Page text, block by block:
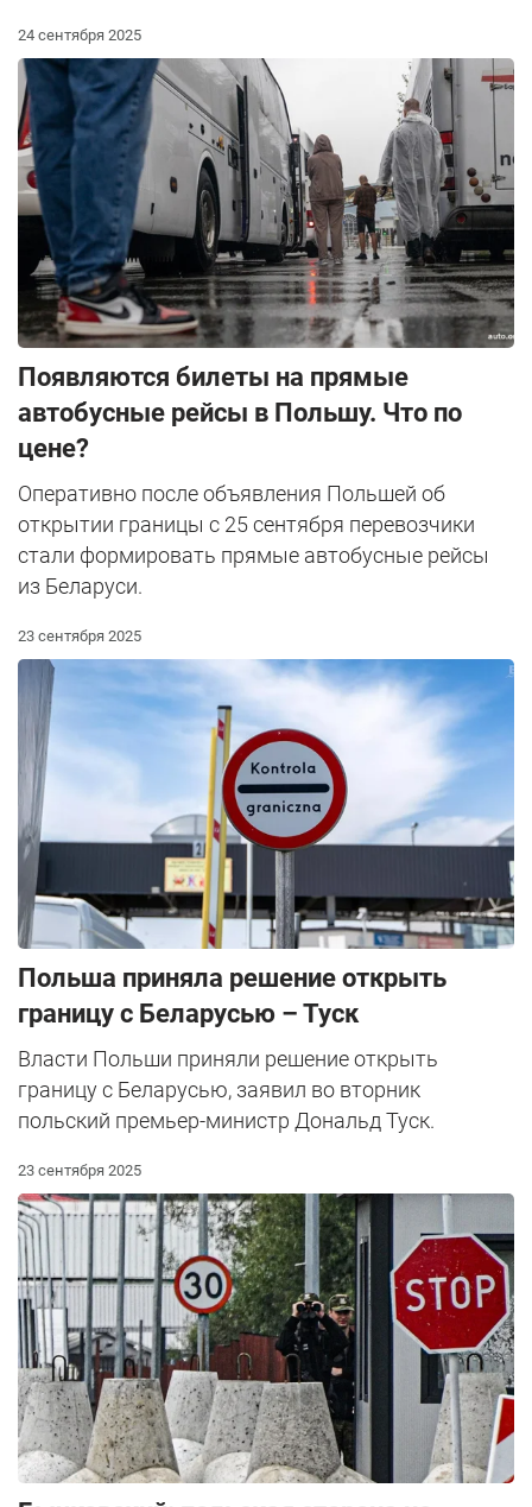
24 сентября 2025
Появляются билеты на прямые
автобусные рейсы в Польшу. Что по
цене?
Оперативно после объявления Польшей об
открытии границы с 25 сентября перевозчики
стали формировать прямые автобусные рейсы
из Беларуси.
23 сентября 2025
Польша приняла решение открыть
границу с Беларусью – Туск
Власти Польши приняли решение открыть
границу с Беларусью, заявил во вторник
польский премьер-министр Дональд Туск.
23 сентября 2025